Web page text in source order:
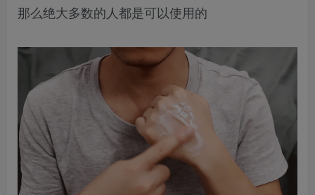
那么绝大多数的人都是可以使用的